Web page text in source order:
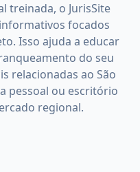
treinada, o JurisSite
focados
Isso ajuda a educar
do seu
relacionadas ao São
pessoal ou escritório
regional.